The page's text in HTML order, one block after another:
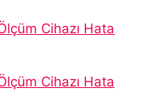
Cihazı Hata
Cihazı Hata